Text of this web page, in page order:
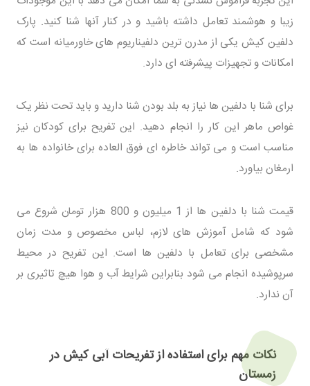
زیبا و هوشمند تعامل داشته باشید و در کنار آنها شنا کنید. پارک
دلفین کیش یکی از مدرن ترین دلفیناریوم های خاورمیانه است که
امکانات و تجهیزات پیشرفته ای دارد.
برای شنا با دلفین ها نیاز به بلد بودن شنا دارید و باید تحت نظر یک
غواص ماهر این کار را انجام دهید. این تفریح برای کودکان نیز
مناسب است و می تواند خاطره ای فوق العاده برای خانواده ها به
ارمغان بیاورد.
قیمت شنا با دلفین ها از 1 میلیون و 800 هزار تومان شروع می
شود که شامل آموزش های لازم، لباس مخصوص و مدت زمان
مشخصی برای تعامل با دلفین ها است. این تفریح در محیط
سرپوشیده انجام می شود بنابراین شرایط آب و هوا هیچ تاثیری بر
آن ندارد.
نکات مهم برای استفاده از تفریحات آبی کیش در
زمستان